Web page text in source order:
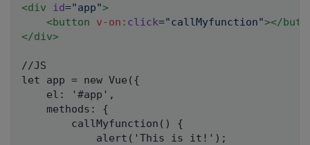
<div id="app">
<button v-on: click="callMyfunction"></
</div>
//JS
let app = new Vue({
    el: '#app',
    methods: {
        callMyfunction() {
            alert('This is it!');